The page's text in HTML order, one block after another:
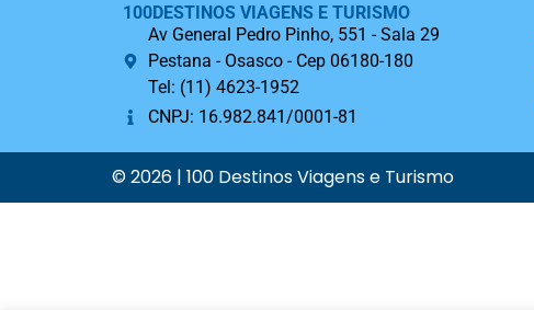
100DESTINOS VIAGENS E TURISMO
Av General Pedro Pinho, 551 - Sala 29
Pestana - Osasco - Cep 06180-180
Tel: (11) 4623-1952
CNPJ: 16.982.841/0001-81
© 2026 | 100 Destinos Viagens e Turismo